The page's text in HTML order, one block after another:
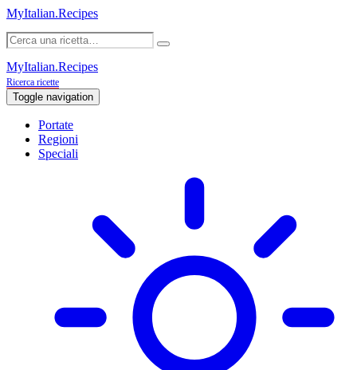
MyItalian.Recipes
MyItalian.Recipes
Ricerca ricette
Toggle navigation
Portate
Regioni
Speciali